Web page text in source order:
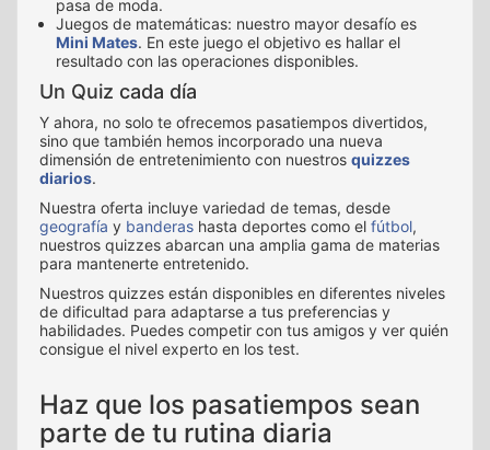
pasa de moda.
Juegos de matemáticas: nuestro mayor desafío es
Mini Mates. En este juego el objetivo es hallar el
resultado con las operaciones disponibles.
Un Quiz cada día
Y ahora, no solo te ofrecemos pasatiempos divertidos,
sino que también hemos incorporado una nueva
dimensión de entretenimiento con nuestros quizzes
diarios.
Nuestra oferta incluye variedad de temas, desde
geografía y banderas hasta deportes como el fútbol,
nuestros quizzes abarcan una amplia gama de materias
para mantenerte entretenido.
Nuestros quizzes están disponibles en diferentes niveles
de dificultad para adaptarse a tus preferencias y
habilidades. Puedes competir con tus amigos y ver quién
consigue el nivel experto en los test.
Haz que los pasatiempos sean
parte de tu rutina diaria